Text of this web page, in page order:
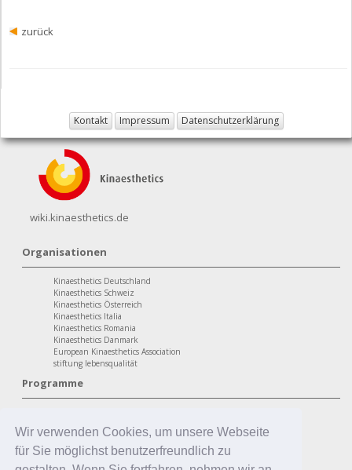
Wir verwenden Cookies, um unsere Webseite
für Sie möglichst benutzerfreundlich zu
zurück
Kontakt Impressum Datenschutzerklärung
wiki.kinaesthetics.de
Organisationen
Kinaesthetics Deutschland
Kinaesthetics Schweiz
Kinaesthetics Österreich
Kinaesthetics Italia
Kinaesthetics Romania
Kinaesthetics Danmark
European Kinaesthetics Association
stiftung lebensqualität
Programme
Kinaesthetics Gesundheit am Arbeitsplatz
Kinaesthetics Kreatives Lernen
professionaler Bereich